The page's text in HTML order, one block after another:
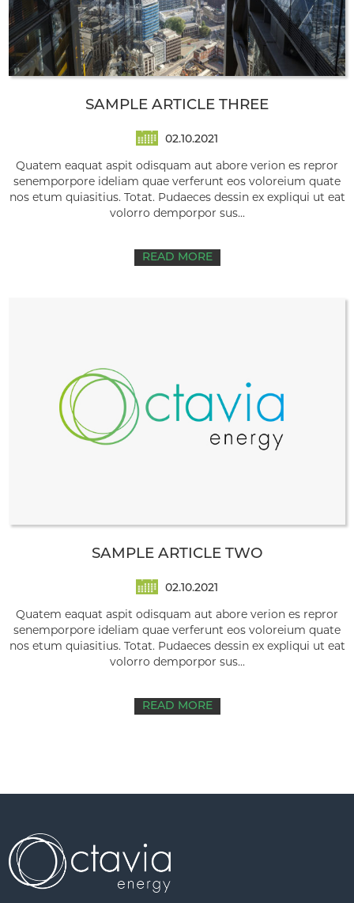
SAMPLE ARTICLE THREE
02.10.2021
Quatem eaquat aspit odisquam aut abore verion es repror
senemporpore ideliam quae verferunt eos voloreium quate
nos etum quiasitius. Totat. Pudaeces dessin ex expliqui ut eat
volorro demporpor sus...
READ MORE
SAMPLE ARTICLE TWO
02.10.2021
Quatem eaquat aspit odisquam aut abore verion es repror
senemporpore ideliam quae verferunt eos voloreium quate
nos etum quiasitius. Totat. Pudaeces dessin ex expliqui ut eat
volorro demporpor sus...
READ MORE